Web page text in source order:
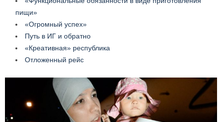
пищи»
«Огромный успех»
Путь в ИГ и обратно
«Креативная» республика
Отложенный рейс